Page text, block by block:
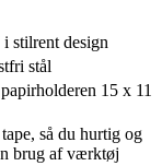
stilrent design
stål
15 x 11
så du hurtig og
brug af værktøj